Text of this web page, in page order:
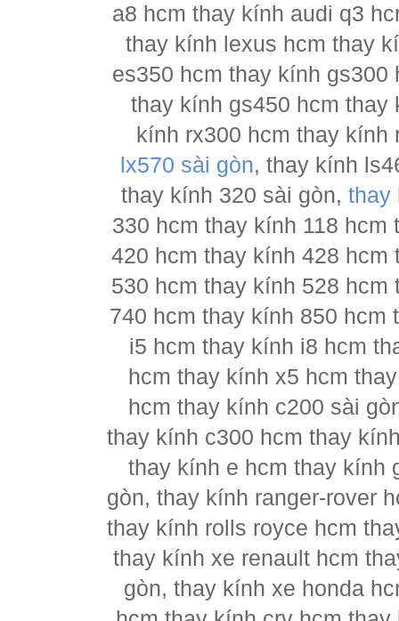
a8 hcm thay kính audi q3
thay kính lexus hcm thay
es350 hcm thay kính
thay kính gs450 hcm thay
kính rx300 hcm thay
lx570 sài gòn, thay kính
thay kính 320 sài gòn,thay
330 hcm thay kính 118
420 hcm thay kính 428
530 hcm thay kính 528
740 hcm thay kính 850
i5 hcm thay kính i8 hcm
hcm thay kính x5 hcm
hcm thay kính c200 sài
thay kính c300 hcm thay
thay kính e hcm thay kính
gòn, thay kính ranger-rover
thay kính rolls royce hcm
thay kính xe renault hcm
gòn, thay kính xe honda